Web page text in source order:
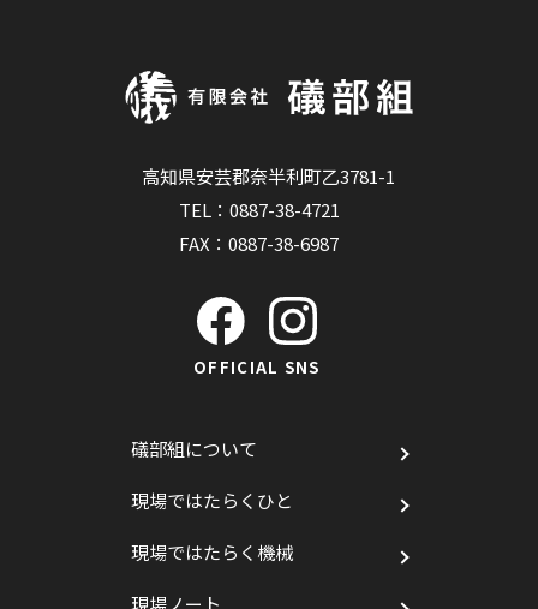
高知県安芸郡奈半利町乙3781-1
TEL：0887-38-4721
FAX：0887-38-6987
OFFICIAL SNS
礒部組について
現場ではたらくひと
現場ではたらく機械